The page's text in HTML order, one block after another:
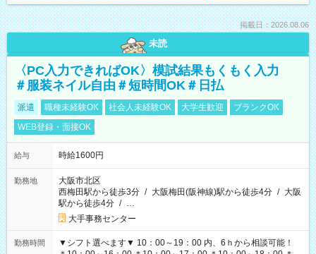
掲載日：2026.08.06
未読
〈PC入力できればOK〉模試結果もくもく入力
＃服装ネイル自由＃短時間OK＃日払
派遣 職種未経験OK 社会人未経験OK 大学生歓迎
ブランクOK
WEB登録・面接OK
給与 時給1600円
勤務地
大阪市北区
西梅田駅から徒歩3分 / 大阪梅田(阪神線)駅から徒歩4分 / 大阪
駅から徒歩4分 / …
大手事務センター
勤務時間
▼シフト選べます▼ 10：00～19：00 内、6ｈから相談可能！